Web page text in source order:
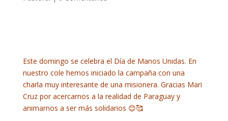
Este domingo se celebra el Día de Manos Unidas. En
nuestro cole hemos iniciado la campaña con una
charla muy interesante de una misionera. Gracias Mari
Cruz por acercarnos a la realidad de Paraguay y
animarnos a ser más solidarios 😊🥰